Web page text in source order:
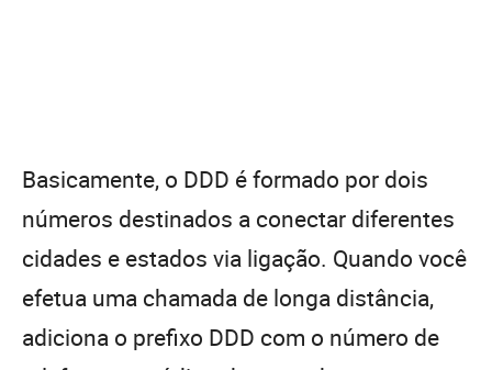
Basicamente, o DDD é formado por dois
números destinados a conectar diferentes
cidades e estados via ligação. Quando você
efetua uma chamada de longa distância,
adiciona o prefixo DDD com o número de